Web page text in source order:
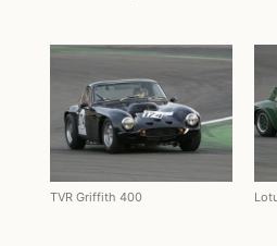
TVR Griffith 400